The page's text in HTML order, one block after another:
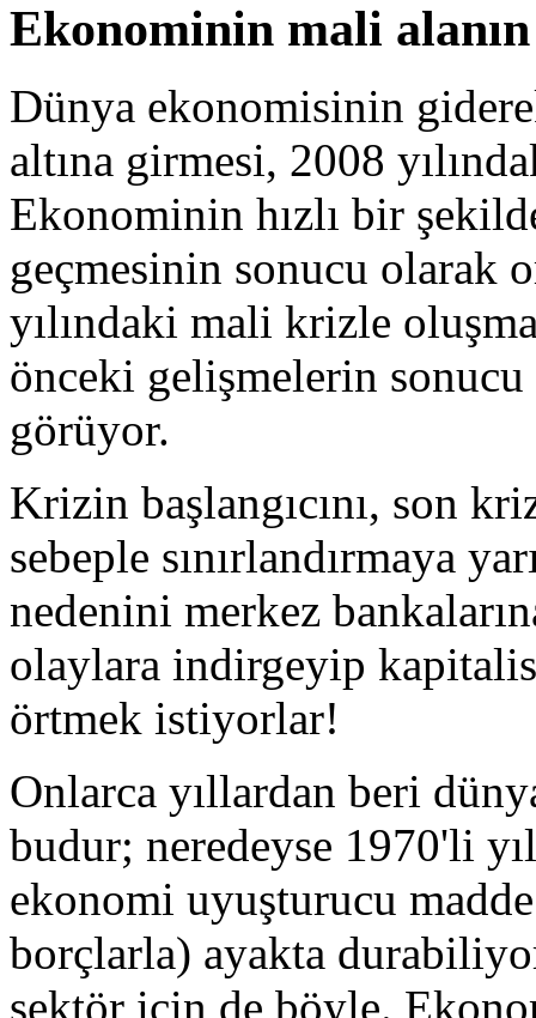
Ekonominin mali
Dünya ekonomisinin
altına girmesi, 2008
Ekonominin hızlı bir
geçmesinin sonucu olarak
yılındaki mali krizle
önceki gelişmelerin
görüyor.
Krizin başlangıcını, son
sebeple sınırlandırmaya
nedenini merkez
olaylara indirgeyip
örtmek istiyorlar!
Onlarca yıllardan beri
budur; neredeyse 1970'li
ekonomi uyuşturucu
borçlarla) ayakta
sektör için de böyle.